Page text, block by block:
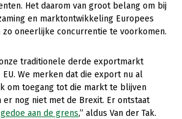
Het daarom van groot belang om bij
en marktontwikkeling Europees
zo oneerlijke concurrentie te voorkomen.
traditionele derde exportmarkt
We merken dat die export nu al
om toegang tot die markt te blijven
er nog niet met de Brexit. Er ontstaat
gedoe aan de grens,” aldus Van der Tak.